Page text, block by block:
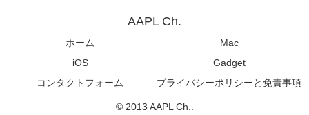
AAPL Ch.
ホーム
Mac
iOS
Gadget
コンタクトフォーム
プライバシーポリシーと免責事項
© 2013 AAPL Ch..